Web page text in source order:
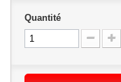
Quantité